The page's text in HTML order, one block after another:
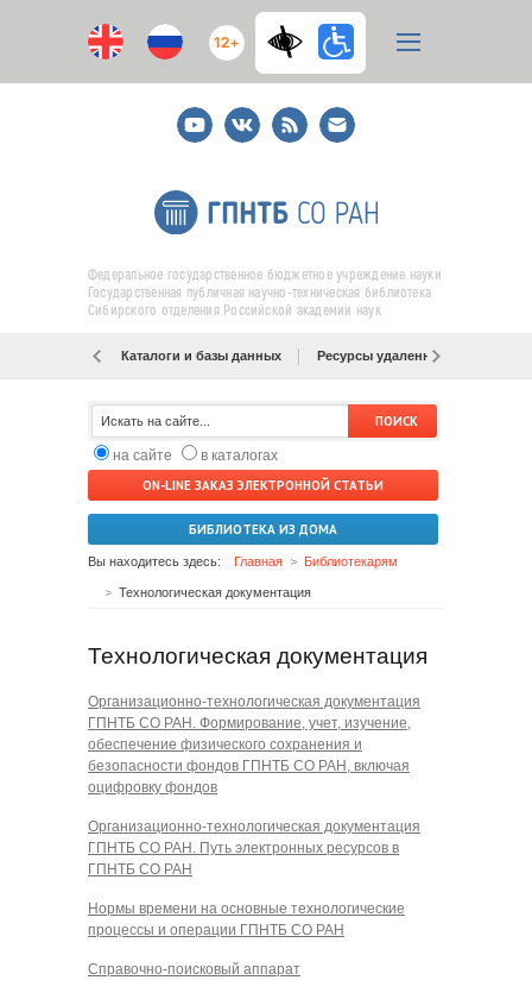
12+
YoutubeВКонтакте
RSS
E-
mail
подписка
Федеральное государственное бюджетное учреждение науки
Государственная публичная научно-техническая библиотека
Сибирского отделения Российской академии наук
Каталоги и базы данных Ресурсы удаленного доступа
на сайте
в каталогах
ON-LINE ЗАКАЗ ЭЛЕКТРОННОЙ СТАТЬИ
БИБЛИОТЕКА ИЗ ДОМА
Вы находитесь здесь: Главная Библиотекарям
Технологическая документация
Технологическая документация
Организационно-технологическая документация
ГПНТБ СО РАН. Формирование, учет, изучение,
обеспечение физического сохранения и
безопасности фондов ГПНТБ СО РАН, включая
оцифровку фондов
Организационно-технологическая документация
ГПНТБ СО РАН. Путь электронных ресурсов в
ГПНТБ СО РАН
Нормы времени на основные технологические
процессы и операции ГПНТБ СО РАН
Справочно-поисковый аппарат